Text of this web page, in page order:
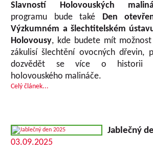
Slavností Holovouských
programu bude také Den
Výzkumném a šlechtitelském
Holovousy, kde budete mít
zákulisí šlechtění ovocných dřevin,
dozvědět se více o historii i
holovouského malináče.
Celý článek...
Jablečný
03.09.2025